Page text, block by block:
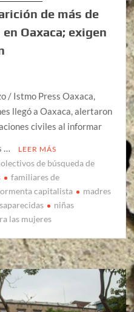
de más de
Oaxaca; exigen
/ Istmo Press Oaxaca,
llegó a Oaxaca, alertaron
civiles al informar
…
LEER MÁS
de búsqueda de
familiares de
capitalista
madres
niñas
las mujeres